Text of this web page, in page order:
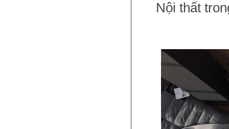
Nội thất